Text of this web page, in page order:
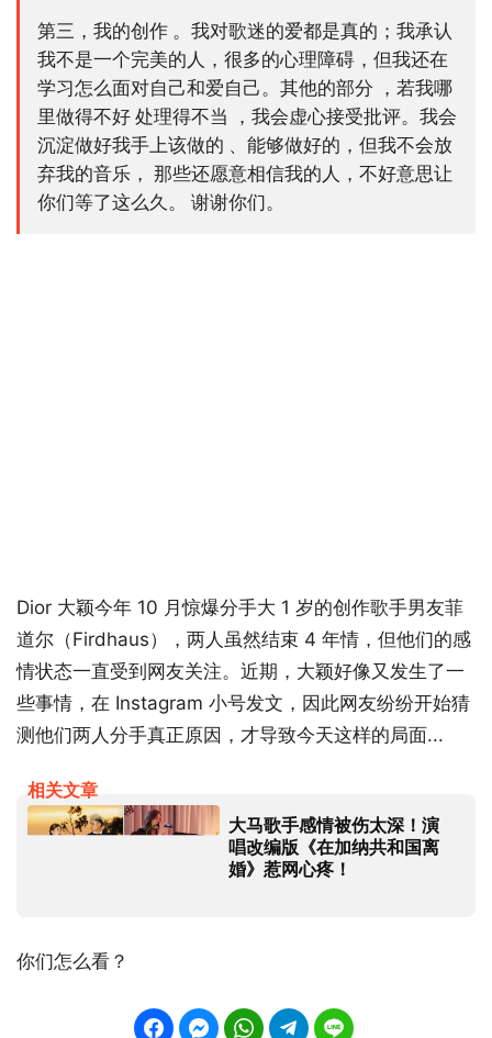
第三，我的创作 。我对歌迷的爱都是真的；我承认
我不是一个完美的人，很多的心理障碍，但我还在
学习怎么面对自己和爱自己。其他的部分 ，若我哪
里做得不好 处理得不当 ，我会虚心接受批评。我会
沉淀做好我手上该做的 、能够做好的，但我不会放
弃我的音乐， 那些还愿意相信我的人，不好意思让
你们等了这么久。 谢谢你们。
Dior 大颖今年 10 月惊爆分手大 1 岁的创作歌手男友菲
道尔（Firdhaus），两人虽然结束 4 年情，但他们的感
情状态一直受到网友关注。近期，大颖好像又发生了一
些事情，在 Instagram 小号发文，因此网友纷纷开始猜
测他们两人分手真正原因，才导致今天这样的局面...
相关文章
大马歌手感情被伤太深！演
唱改编版《在加纳共和国离
婚》惹网心疼！
你们怎么看？